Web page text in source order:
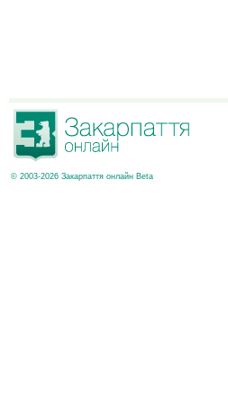
© 2003-2026 Закарпаття онлайн Beta